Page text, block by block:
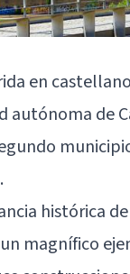
en
autónoma de
histórica
magnífico